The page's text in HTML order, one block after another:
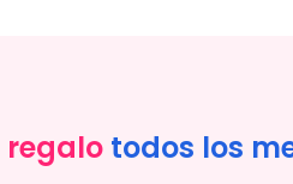
regalo todos los